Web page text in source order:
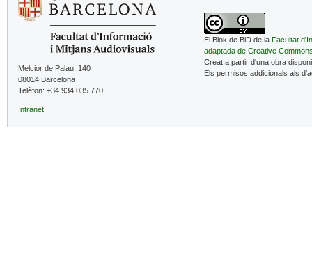
Melcior de Palau, 140
08014 Barcelona
Telèfon: +34 934 035 770
Intranet
El Blok de BiD de la Facultat
adaptada de Creative
Creat a partir d'una obra
Els permisos addicionals als